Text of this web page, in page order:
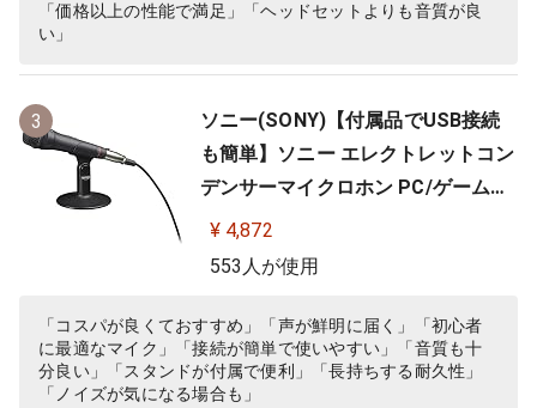
「価格以上の性能で満足」「ヘッドセットよりも音質が良
い」
3
ソニー(SONY)【付属品でUSB接続
も簡単】ソニー エレクトレットコン
デンサーマイクロホン PC/ゲーム用
ECM-PCV80U
¥ 4,872
553人が使用
「コスパが良くておすすめ」「声が鮮明に届く」「初心者
に最適なマイク」「接続が簡単で使いやすい」「音質も十
分良い」「スタンドが付属で便利」「長持ちする耐久性」
「ノイズが気になる場合も」